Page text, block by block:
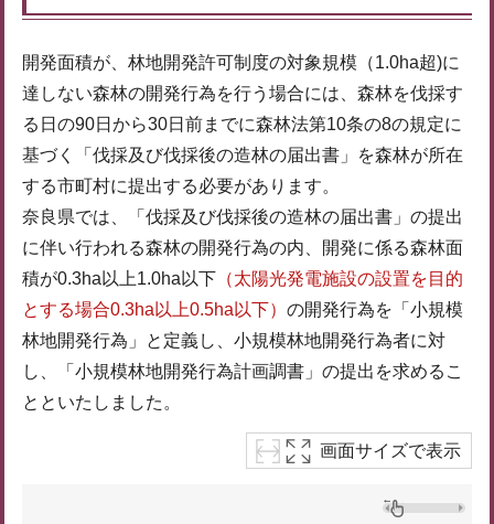
開発面積が、林地開発許可制度の対象規模（1.0ha超)に
達しない森林の開発行為を行う場合には、森林を伐採す
る日の90日から30日前までに森林法第10条の8の規定に
基づく「伐採及び伐採後の造林の届出書」を森林が所在
する市町村に提出する必要があります。
奈良県では、「伐採及び伐採後の造林の届出書」の提出
に伴い行われる森林の開発行為の内、開発に係る森林面
積が0.3ha以上1.0ha以下 （太陽光発電施設の設置を目的
とする場合0.3ha以上0.5ha以下） の開発行為を「小規模
林地開発行為」と定義し、小規模林地開発行為者に対
し、「小規模林地開発行為計画調書」の提出を求めるこ
とといたしました。
画面サイズで表示